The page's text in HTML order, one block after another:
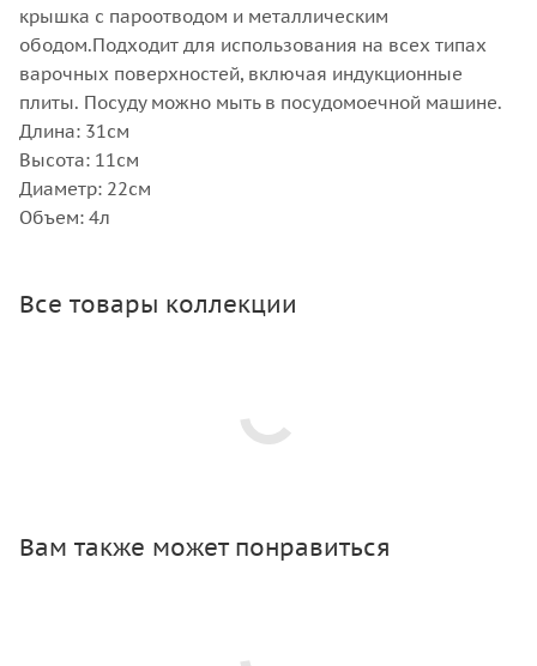
крышка с пароотводом и металлическим
ободом.Подходит для использования на всех типах
варочных поверхностей, включая индукционные
плиты. Посуду можно мыть в посудомоечной машине.
Длина: 31см
Высота: 11см
Диаметр: 22см
Объем: 4л
Все товары коллекции
Вам также может понравиться